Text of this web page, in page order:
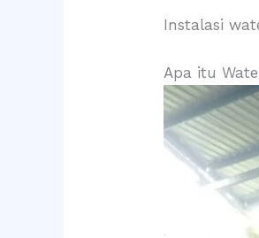
Instalasi
Apa itu